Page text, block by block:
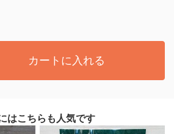
カートに入れる
はこちらも人気です